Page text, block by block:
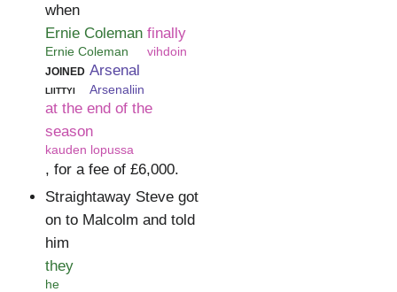
when
Ernie Coleman
Ernie Coleman
finally
vihdoin
joined
liittyi
Arsenal
Arsenaliin
at the end of the
season
kauden lopussa
, for a fee of £6,000.
Straightaway Steve got
on to Malcolm and told
him
they
he